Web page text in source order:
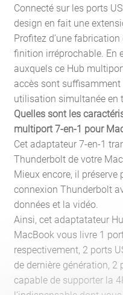
Connecté sur les ports
design en fait une
Profitez d’une
finition irréprochable. En
auxquels ce Hub
accès sont suffisamment
utilisation simultanée en
Quelles sont les
multiport 7-en-1 pour
Cet adaptateur 7-en-1
Thunderbolt de votre
Mieux encore, il
connexion Thunderbolt
données et la vidéo.
Ainsi, cet adaptatateur
MacBook vous livre 1
respectivement, 2 ports
de dernière génération, 2
capable de supporter la